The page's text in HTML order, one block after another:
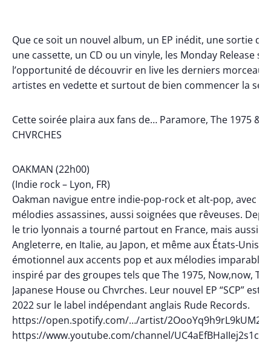
Que ce soit un nouvel album, un EP inédit, une sortie
une cassette, un CD ou un vinyle, les Monday Release
l’opportunité de découvrir en live les derniers morceaux
artistes en vedette et surtout de bien commencer la
Cette soirée plaira aux fans de… Paramore, The 1975 &
CHVRCHES
OAKMAN (22h00)
(Indie rock – Lyon, FR)
Oakman navigue entre indie-pop-rock et alt-pop, avec
mélodies assassines, aussi soignées que rêveuses.
le trio lyonnais a tourné partout en France, mais aussi
Angleterre, en Italie, au Japon, et même aux États-Unis.
émotionnel aux accents pop et aux mélodies imparable
inspiré par des groupes tels que The 1975, Now,now,
Japanese House ou Chvrches. Leur nouvel EP “SCP” est
2022 sur le label indépendant anglais Rude Records.
https://open.spotify.com/…/artist/
https://www.youtube.com/channel/